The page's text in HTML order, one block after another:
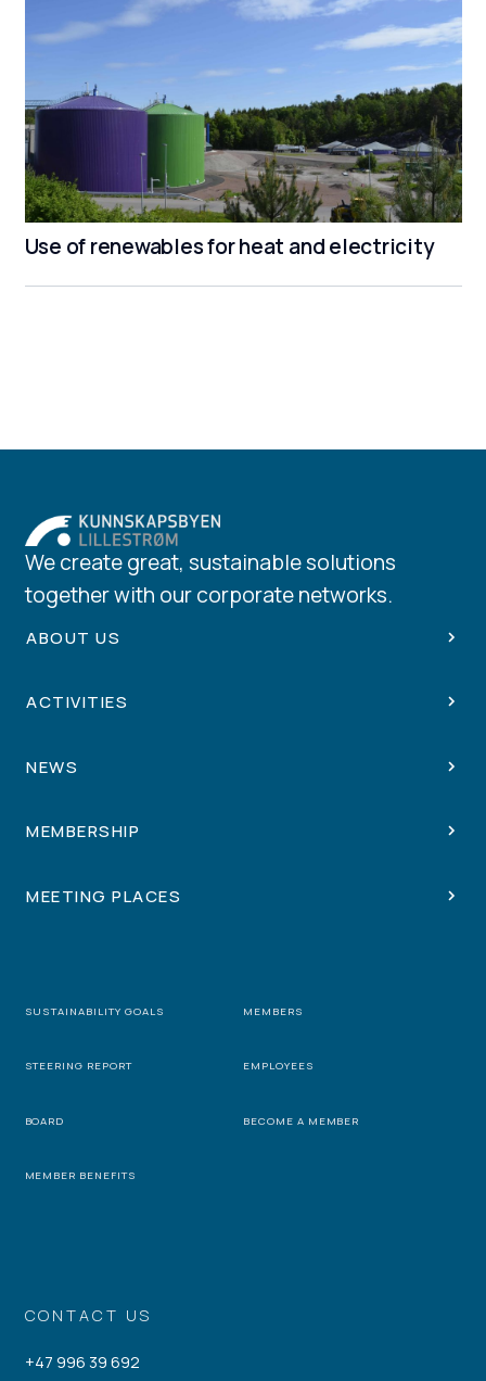
Use of renewables for heat and electricity
CONTACT US
+47 996 39 692
We create great, sustainable solutions
together with our corporate networks.
ABOUT US
ACTIVITIES
NEWS
MEMBERSHIP
MEETING PLACES
SUSTAINABILITY GOALS MEMBERS
STEERING REPORT EMPLOYEES
BOARD BECOME A MEMBER
MEMBER BENEFITS